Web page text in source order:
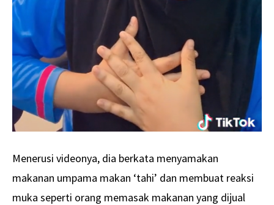
Menerusi videonya, dia berkata menyamakan
makanan umpama makan ‘tahi’ dan membuat reaksi
muka seperti orang memasak makanan yang dijual